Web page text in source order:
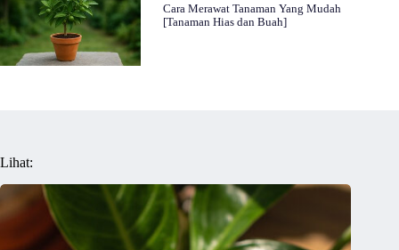
Cara Merawat Tanaman Yang Mudah
[Tanaman Hias dan Buah]
Lihat: